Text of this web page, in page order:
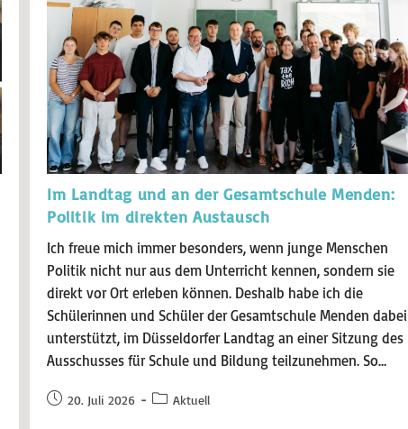
Im Landtag und an der Gesamtschule Menden:
Politik im direkten Austausch
Ich freue mich immer besonders, wenn junge Menschen
Politik nicht nur aus dem Unterricht kennen, sondern sie
direkt vor Ort erleben können. Deshalb habe ich die
Schülerinnen und Schüler der Gesamtschule Menden dabei
unterstützt, im Düsseldorfer Landtag an einer Sitzung des
Ausschusses für Schule und Bildung teilzunehmen. So…
20. Juli 2026 Aktuell